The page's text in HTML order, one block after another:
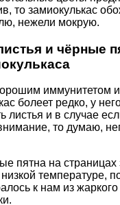
то замиокулькас
нежели мокрую.
и чёрные
иммунитетом
болеет редко, у
листья и в случае
то думаю,
пятна на страницах
температуре,
к нам из